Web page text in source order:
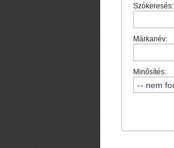
Szókeresés:
Márkanév:
Minősítés: